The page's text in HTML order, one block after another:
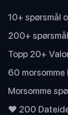
10+ spørsmål
200+
Topp 20+
60
Morsomme
❤️ 200